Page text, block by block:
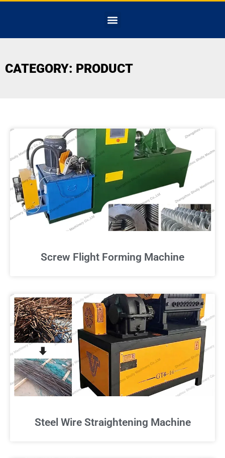
CATEGORY: PRODUCT
Screw Flight Forming Machine
Steel Wire Straightening Machine